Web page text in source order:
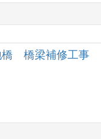
橋 橋梁補修工事